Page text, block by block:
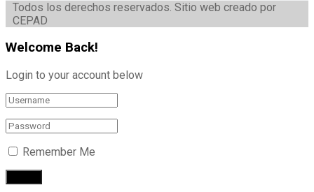
Todos los derechos reservados. Sitio web creado por
CEPAD
Welcome Back!
Login to your account below
Remember Me